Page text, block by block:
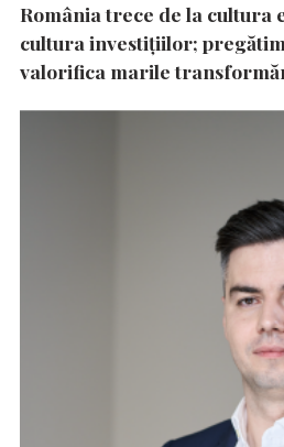
România trece de la cultura
cultura investițiilor;
valorifica marile